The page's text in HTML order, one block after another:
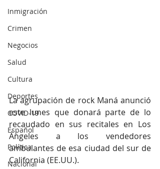
Inmigración
Crimen
Negocios
Salud
Cultura
Deportes
COVID-19
Español
Política
Nacional
La agrupación de rock Maná anunció
este lunes que donará parte de lo
recaudado en sus recitales en Los
Ángeles a los vendedores
ambulantes de esa ciudad del sur de
California (EE.UU.).